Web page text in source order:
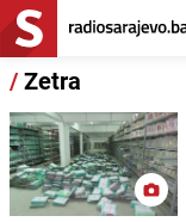
/Zetra